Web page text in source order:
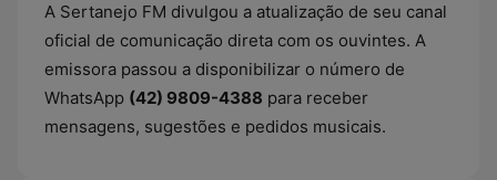
A Sertanejo FM divulgou a atualização de seu canal
oficial de comunicação direta com os ouvintes. A
emissora passou a disponibilizar o número de
WhatsApp (42) 9809-4388 para receber
mensagens, sugestões e pedidos musicais.